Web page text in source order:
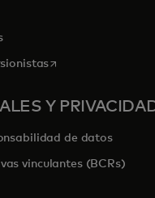
una pestaña nueva
se abre en una
Y
de datos
vinculantes (BCRs)